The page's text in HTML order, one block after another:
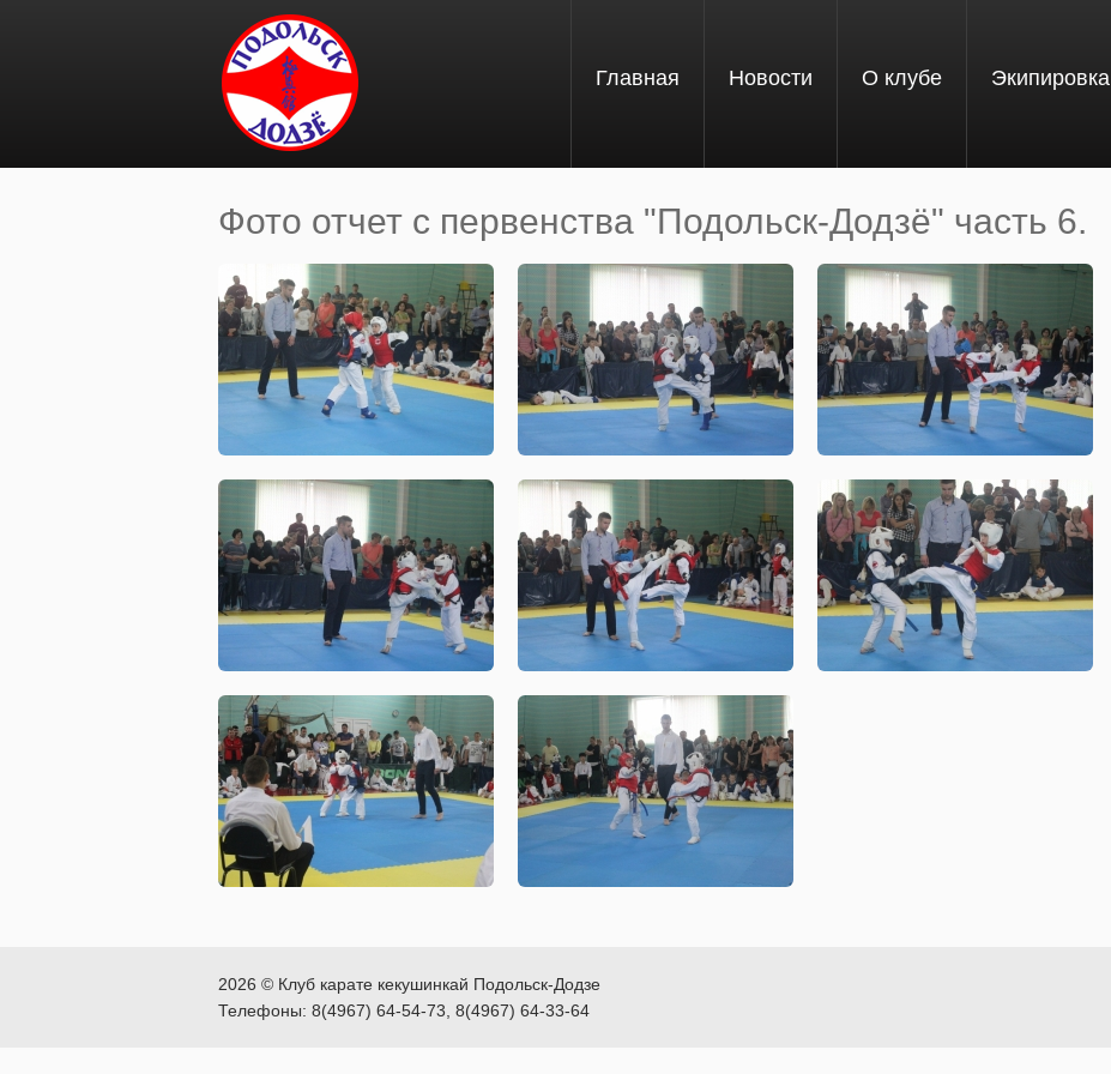
Перейти к основному содержанию
Главная Новости О клубе Экипировка
Фото отчет с первенства "Подольск-Додзё" часть 6.
Вы здесь
2026 © Клуб карате кекушинкай Подольск-Додзе
Телефоны: 8(4967) 64-54-73, 8(4967) 64-33-64